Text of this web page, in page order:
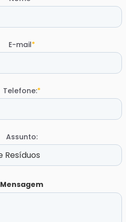
E-mail*
Telefone:*
Assunto:
Mensagem